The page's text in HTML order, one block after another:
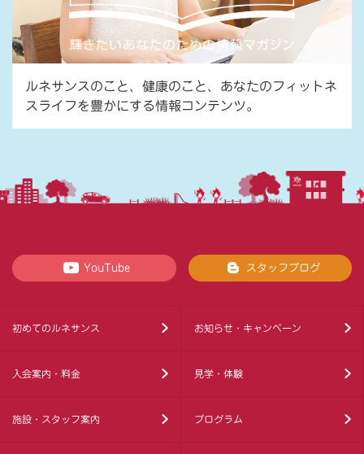
ルネサンスのこと、健康のこと、あなたのフィットネ
スライフを豊かにする情報コンテンツ。
YouTube スタッフブログ
初めてのルネサンス お知らせ・キャンペーン
入会案内・料金 見学・体験
施設・スタッフ案内 プログラム